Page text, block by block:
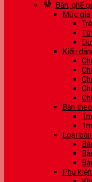
Bàn, ghế
Mức giá
Kiểu
Bàn
Loại bàn
Phụ